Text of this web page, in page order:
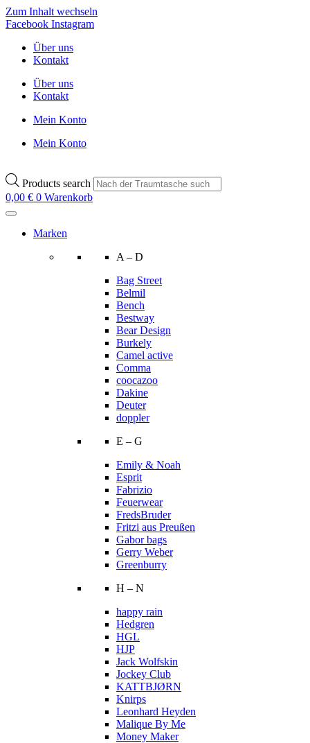
Zum Inhalt wechseln
Facebook Instagram
Über uns
Kontakt
Über uns
Kontakt
Mein Konto
Mein Konto
Products search
0,00 € 0 Warenkorb
Marken
A – D
Bag Street
Belmil
Bench
Bestway
Bear Design
Burkely
Camel active
Comma
coocazoo
Dakine
Deuter
doppler
E – G
Emily & Noah
Esprit
Fabrizio
Feuerwear
FredsBruder
Fritzi aus Preußen
Gabor bags
Gerry Weber
Greenburry
H – N
happy rain
Hedgren
HGL
HJP
Jack Wolfskin
Jockey Club
KATTBJØRN
Knirps
Leonhard Heyden
Malique By Me
Money Maker